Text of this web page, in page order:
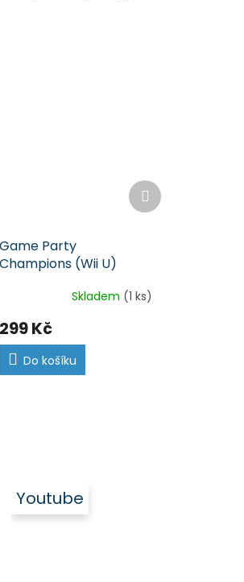
Game Party
Champions (Wii U)
Skladem (1 ks)
299 Kč
Do košíku
Další
produkt
Youtube